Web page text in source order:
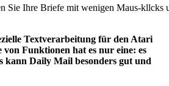
Sie Ihre Briefe mit wenigen Maus-kllcks
Textverarbeitung für den Atari
von Funktionen hat es nur eine: es
kann Daily Mail besonders gut und